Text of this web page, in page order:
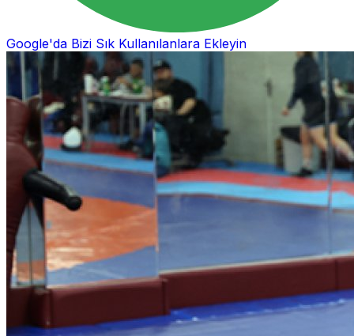
Google'da Bizi Sık Kullanılanlara Ekleyin